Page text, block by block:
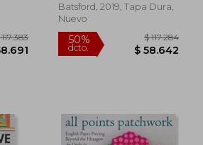
Batsford, 2019, Tapa Dura,
Nuevo